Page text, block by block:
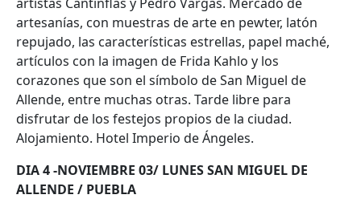
artesanías, con muestras de arte en pewter, latón
repujado, las características estrellas, papel maché,
artículos con la imagen de Frida Kahlo y los
corazones que son el símbolo de San Miguel de
Allende, entre muchas otras. Tarde libre para
disfrutar de los festejos propios de la ciudad.
Alojamiento. Hotel Imperio de Ángeles.
DIA 4 -NOVIEMBRE 03/ LUNES SAN MIGUEL DE
ALLENDE / PUEBLA